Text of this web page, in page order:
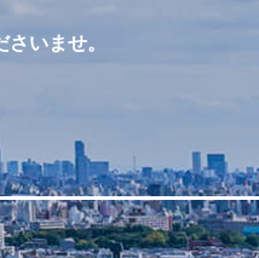
いませ。